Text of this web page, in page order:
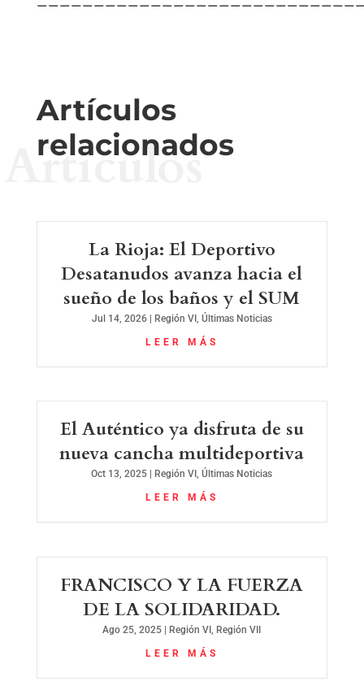
Artículos
relacionados
Artículos
La Rioja: El Deportivo
Desatanudos avanza hacia el
sueño de los baños y el SUM
Jul 14, 2026| Región VI , Últimas Noticias
LEER MÁS
El Auténtico ya disfruta de su
nueva cancha multideportiva
Oct 13, 2025 Región VI,Últimas Noticias
LEER MÁS
FRANCISCO Y LA FUERZA
DE LA SOLIDARIDAD.
Ago 25, 2025 | Región VI Región VII
LEER MÁS